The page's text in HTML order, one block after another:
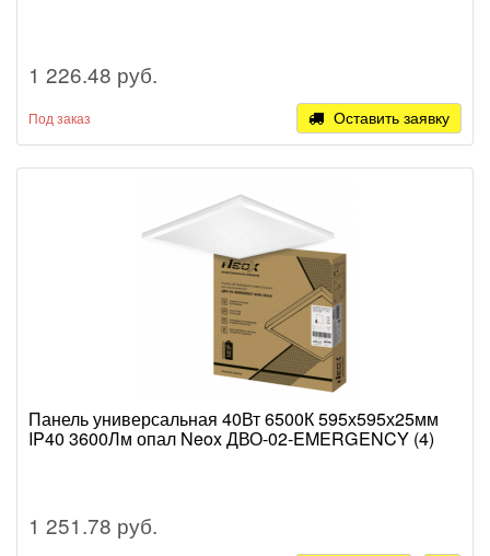
1 226.48 руб.
Под заказ Оставить заявку
Панель универсальная 40Вт 6500К 595х595х25мм
IP40 3600Лм опал Neox ДВО-02-EMERGENCY (4)
1 251.78 руб.